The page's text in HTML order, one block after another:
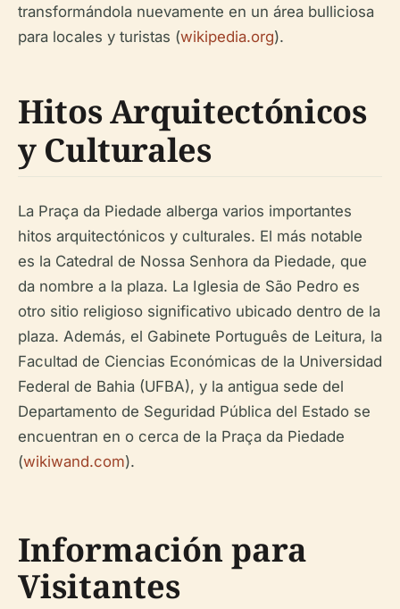
transformándola nuevamente en un área bulliciosa
para locales y turistas (wikipedia.org).
Hitos Arquitectónicos
y Culturales
La Praça da Piedade alberga varios importantes
hitos arquitectónicos y culturales. El más notable
es la Catedral de Nossa Senhora da Piedade, que
da nombre a la plaza. La Iglesia de São Pedro es
otro sitio religioso significativo ubicado dentro de la
plaza. Además, el Gabinete Português de Leitura, la
Facultad de Ciencias Económicas de la Universidad
Federal de Bahia (UFBA), y la antigua sede del
Departamento de Seguridad Pública del Estado se
encuentran en o cerca de la Praça da Piedade
(wikiwand.com).
Información para
Visitantes